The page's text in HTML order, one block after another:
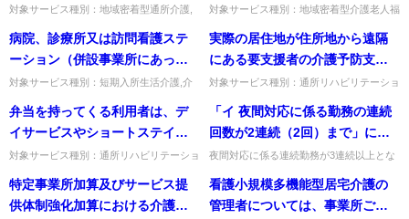
護に係る適切な研修修了者を別
に配置する必要があるのか。
者へ通所介護を行う場合）の場
合、定員超過の減算はどちらを
対象に、どのように見るべき
対象サービス種別：地域密着型通所介護,
介護報酬「共生型サービスの定員超過減算
について」質問共生型通所...
た時間については、常勤換算方
法における職員の勤務延時間数
に含まないと考えてよいか。
対象サービス種別：地域密着型介護老人福
ホームの職員に係る「専従要件」の緩和関
係」質問 職員が時間帯を明...
病院、診療所又は訪問看護ステ
ーション（併設事業所にあって
は、当該併設事業所を併設する
特別養護老人ホーム、病院、診
療所、介護老人保健施設、介護
護、地域密着型特定施設入居者
生活介護又は介護予防特定施設
入居者生活介護の指定を受けて
対象サービス種別：短期入所生活介護,介
準「病院等との密接な連携により看護職員
を確保する場合②」質問病院...
実際の居住地が住所地から遠隔
にある要支援者の介護予防支援
は居住地と住所地のどちらの市
町村の介護予防支援事業者が行
うのか。また、その場合の費用
負担はどのような取扱いとすれ
ばよいのか。
対象サービス種別：通所リハビリテーショ
応型通所介護,短期入所生活介護,短期入所
療養介護,福祉用具貸...
弁当を持ってくる利用者は、デ
イサービスやショートステイの
利用を断ることはできるのか。
対象サービス種別：通所リハビリテーショ
当を持ってくる利用者は、デイサービスや
ショートステイの利用を断る...
「イ 夜間対応に係る勤務の連続
回数が2連続（2回）まで」につ
いて、職員の急病等によりやむ
を得ず夜間対応が3連続以上とな
ってしまった場合、直ちに都道
夜間対応に係る連続勤務が3連続以上とな
の営業時間外に従事する連絡相談担当者の
各勤務のうち、やむを得ない...
特定事業所加算及びサービス提
供体制強化加算における介護福
看護小規模多機能型居宅介護の
管理者については、事業所ごと